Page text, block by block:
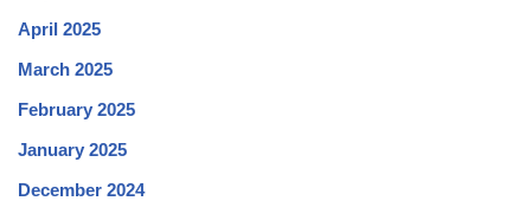
April 2025
March 2025
February 2025
January 2025
December 2024